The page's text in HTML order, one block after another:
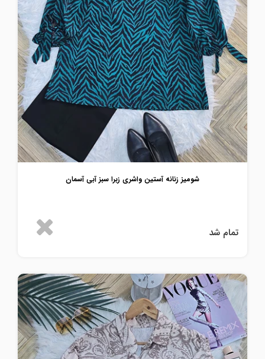
شومیز زنانه آستین واشری زبرا سبز آبی آسمان
تمام شد